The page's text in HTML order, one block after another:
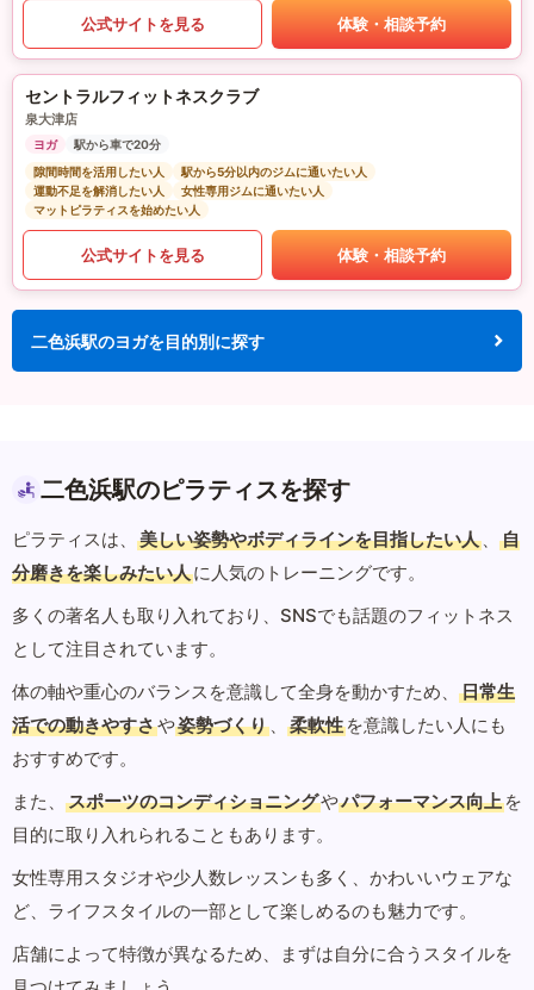
公式サイトを見る 体験・相談予約
セントラルフィットネスクラブ
泉大津店
ヨガ
駅から車で20分
隙間時間を活用したい人
駅から5分以内のジムに通いたい人
運動不足を解消したい人
女性専用ジムに通いたい人
マットピラティスを始めたい人
公式サイトを見る 体験・相談予約
二色浜駅のヨガを目的別に探す
二色浜駅のピラティスを探す
ピラティスは、 美しい姿勢やボディラインを目指したい人 、
自
分磨きを楽しみたい人に人気のトレーニングです。
多くの著名人も取り入れており、SNSでも話題のフィットネス
として注目されています。
体の軸や重心のバランスを意識して全身を動かすため、
日常生
活での動きやすさや姿勢づくり 、 柔軟性 を意識したい人にも
おすすめです。
また、
スポーツのコンディショニングやパフォーマンス向上 を
目的に取り入れられることもあります。
女性専用スタジオや少人数レッスンも多く、かわいいウェアな
ど、ライフスタイルの一部として楽しめるのも魅力です。
店舗によって特徴が異なるため、まずは自分に合うスタイルを